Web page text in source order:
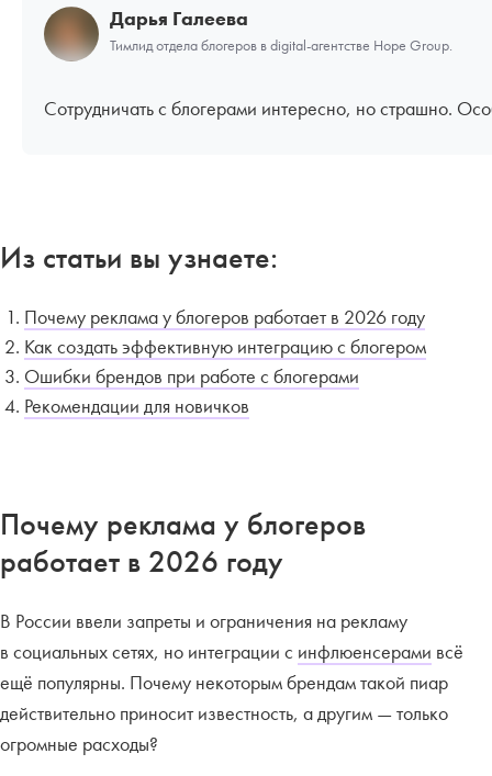
Дарья Галеева
Тимлид отдела блогеров в digital-агентстве Hope Group.
Сотрудничать с блогерами интересно, но страшно.
Из статьи вы узнаете:
Почему реклама у блогеров работает в 2026 году
Как создать эффективную интеграцию с блогером
Ошибки брендов при работе с блогерами
Рекомендации для новичков
Почему реклама у блогеров
работает в 2026 году
В России ввели запреты и ограничения на рекламу
в социальных сетях, но интеграции с инфлюенсерами всё
ещё популярны. Почему некоторым брендам такой пиар
действительно приносит известность, а другим — только
огромные расходы?